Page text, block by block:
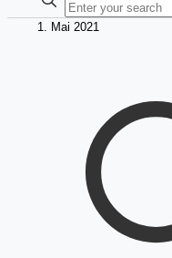
1. Mai 2021